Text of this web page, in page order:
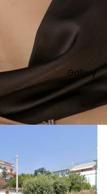
Gallery